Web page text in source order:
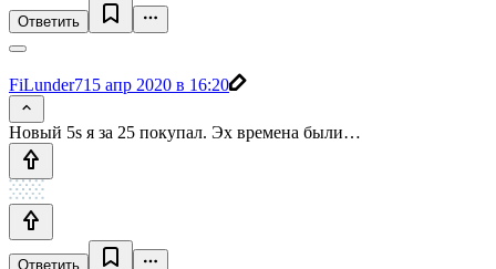
Ответить
FiLunder715 апр 2020 в 16:20
Новый 5s я за 25 покупал. Эх времена были…
Ответить